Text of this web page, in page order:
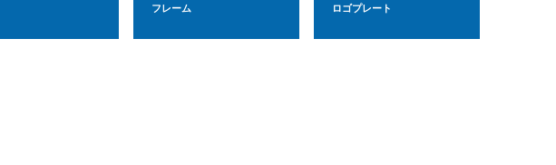
フレーム ロゴプレート